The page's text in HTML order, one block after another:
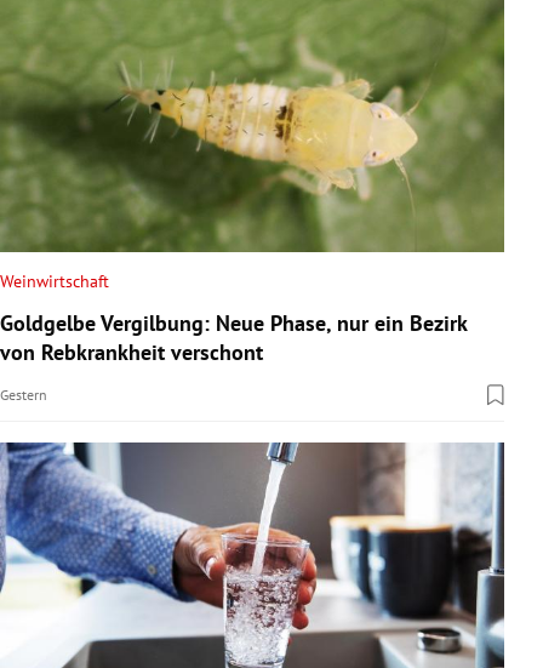
Weinwirtschaft
Goldgelbe Vergilbung: Neue Phase, nur ein Bezirk
von Rebkrankheit verschont
Gestern